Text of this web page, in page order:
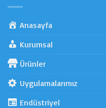
Anasayfa
Kurumsal
Ürünler
Uygulamalarımız
Endüstriyel